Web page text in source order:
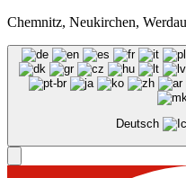
Chemnitz, Neukirchen,
Deutsch